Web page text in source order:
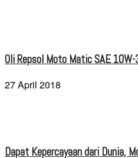
Oli Repsol Moto Matic SAE
27 April 2018
Dapat Kepercayaan dari Dunia,